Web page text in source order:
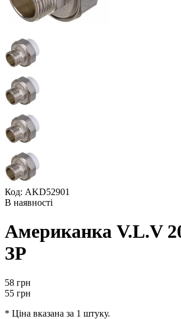
Код: AKD52901
В наявності
Американка V.L.V
ЗР
58 грн
55 грн
* Ціна вказана за 1 штуку.